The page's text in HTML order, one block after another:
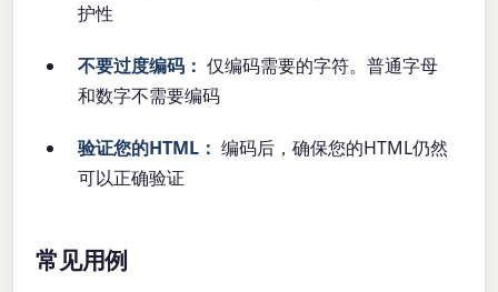
护性
不要过度编码： 仅编码需要的字符。普通字母
和数字不需要编码
验证您的HTML： 编码后，确保您的HTML仍然
可以正确验证
常见用例